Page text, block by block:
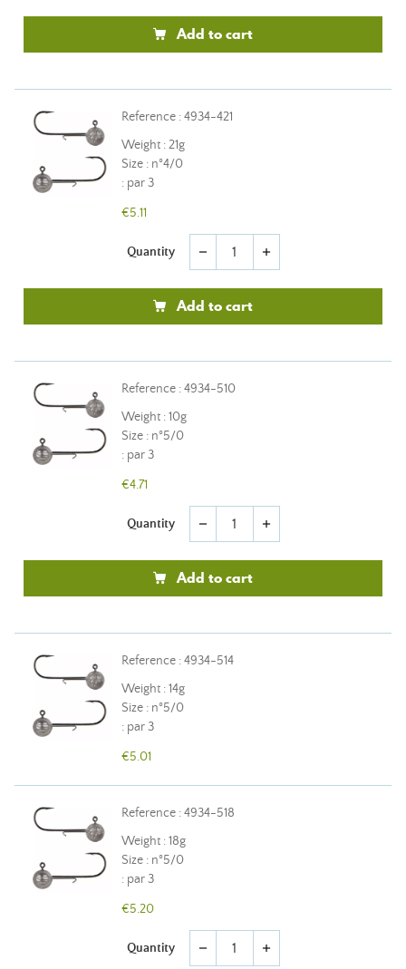
Add to cart
Reference : 4934-421
Weight : 21g
Size : n°4/0
: par 3
€5.11
Quantity remove add
Add to cart
Reference : 4934-510
Weight : 10g
Size : n°5/0
: par 3
€4.71
Quantity remove add
Add to cart
Reference : 4934-514
Weight : 14g
Size : n°5/0
: par 3
€5.01
Reference : 4934-518
Weight : 18g
Size : n°5/0
: par 3
€5.20
Quantity remove add